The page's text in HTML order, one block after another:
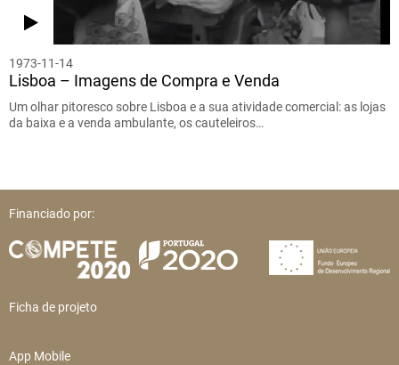
1973-11-14
Lisboa – Imagens de Compra e Venda
Um olhar pitoresco sobre Lisboa e a sua atividade comercial: as lojas
da baixa e a venda ambulante, os cauteleiros…
Financiado por:
Ficha de projeto
App Mobile